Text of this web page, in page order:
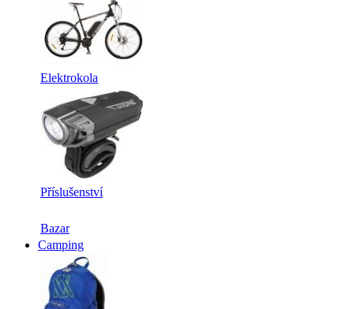
Elektrokola
Příslušenství
Bazar
Camping